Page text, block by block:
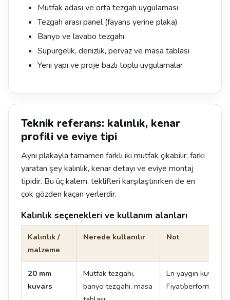
Mutfak adası ve orta tezgah uygulaması
Tezgah arası panel (fayans yerine plaka)
Banyo ve lavabo tezgahı
Süpürgelik, denizlik, pervaz ve masa tablası
Yeni yapı ve proje bazlı toplu uygulamalar
Teknik referans: kalınlık, kenar
profili ve eviye tipi
Aynı plakayla tamamen farklı iki mutfak çıkabilir; farkı
yaratan şey kalınlık, kenar detayı ve eviye montaj
tipidir. Bu üç kalem, teklifleri karşılaştırırken de en
çok gözden kaçan yerlerdir.
Kalınlık seçenekleri ve kullanım alanları
Kalınlık /
malzeme
Nerede kullanılır Not
20 mm
kuvars
Mutfak tezgahı,
banyo tezgahı, masa
En yaygın kuvars
Fiyat/performans